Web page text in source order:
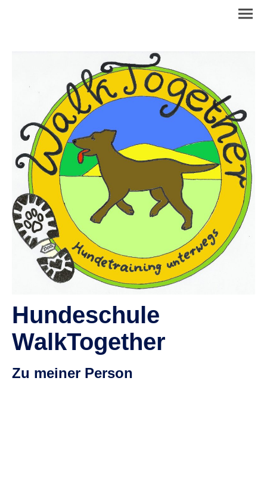
Hundeschule
WalkTogether
Zu meiner Person